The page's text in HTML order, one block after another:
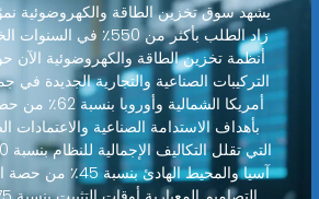
يشهد سوق تخزين الطاقة والكهروضوئية
زاد الطلب بأكثر من 550٪
التركيبات الصناعية والتجارية الجديدة في
أمريكا الشمالية
بأهداف الاستدامة الصناعية والاعتمادات
آسيا والمحيط